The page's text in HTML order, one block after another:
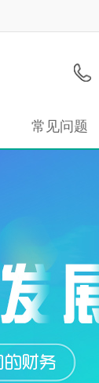
常见问题